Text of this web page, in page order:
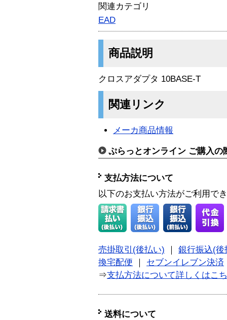
関連カテゴリ
EAD
商品説明
クロスアダプタ 10BASE-T
関連リンク
メーカ商品情報
ぷらっとオンライン ご購入の
支払方法について
以下のお支払い方法がご利用で
売掛取引(後払い)
銀行振込(後
換宅配便
セブンイレブン決済
⇒支払方法について詳しくはこ
送料について